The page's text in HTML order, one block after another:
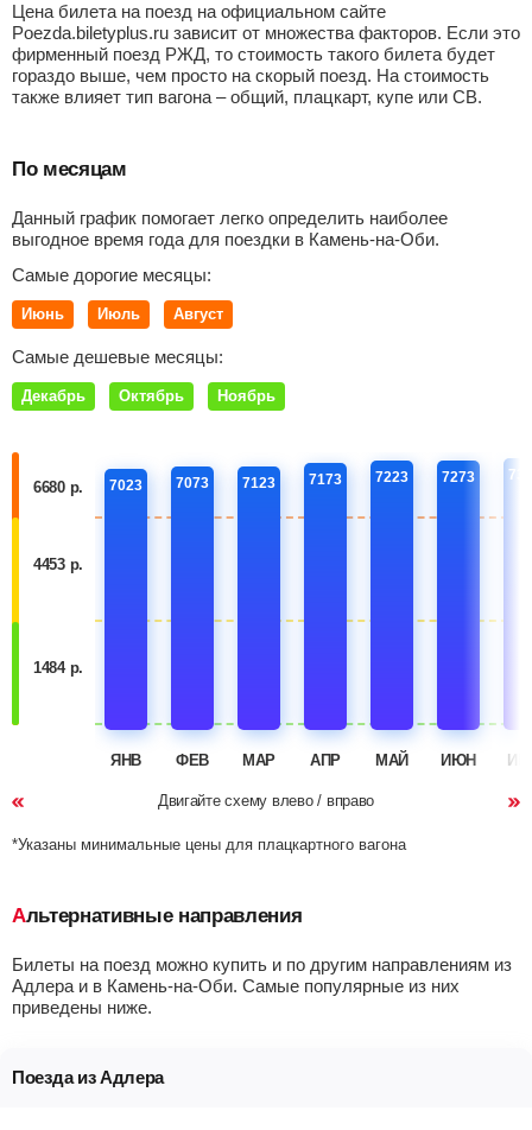
Цена билета на поезд на официальном сайте
Poezda.biletyplus.ru зависит от множества факторов. Если это
фирменный поезд РЖД, то стоимость такого билета будет
гораздо выше, чем просто на скорый поезд. На стоимость
также влияет тип вагона – общий, плацкарт, купе или СВ.
По месяцам
Данный график помогает легко определить наиболее
выгодное время года для поездки в Камень-на-Оби.
Самые дорогие месяцы:
Июнь Июль Август
Самые дешевые месяцы:
Декабрь Октябрь Ноябрь
6680 р.
4453 р.
1484 р.
7023
ЯНВ
7073
ФЕВ
7123
МАР
7173
АПР
7223
МАЙ
7273
ИЮН
Двигайте схему влево / вправо
*Указаны минимальные цены для плацкартного вагона
Альтернативные направления
Билеты на поезд можно купить и по другим направлениям из
Адлера и в Камень-на-Оби. Самые популярные из них
приведены ниже.
Поезда из Адлера